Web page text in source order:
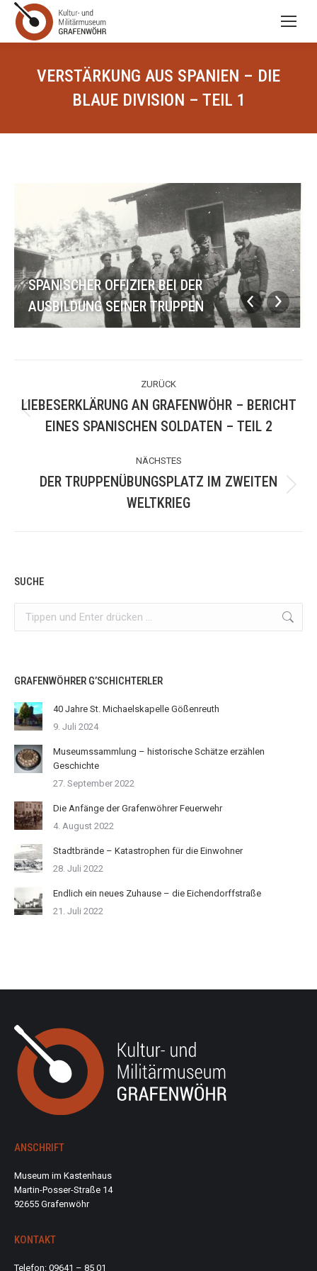
VERSTÄRKUNG AUS SPANIEN – DIE
BLAUE DIVISION – TEIL 1
SPANISCHER OFFIZIER BEI DER
AUSBILDUNG SEINER TRUPPEN
NAVIGATION
ZURÜCK
Album:
LIEBESERKLÄRUNG AN GRAFENWÖHR – BERICHT
EINES SPANISCHEN SOLDATEN – TEIL 2
NÄCHSTES
Album:
DER TRUPPENÜBUNGSPLATZ IM ZWEITEN
WELTKRIEG
SUCHE
GRAFENWÖHRER G’SCHICHTERLER
40 Jahre St. Michaelskapelle Gößenreuth
9. Juli 2024
Museumssammlung – historische Schätze erzählen
Geschichte
27. September 2022
Die Anfänge der Grafenwöhrer Feuerwehr
4. August 2022
Stadtbrände – Katastrophen für die Einwohner
28. Juli 2022
Endlich ein neues Zuhause – die Eichendorffstraße
21. Juli 2022
ANSCHRIFT
Museum im Kastenhaus
Martin-Posser-Straße 14
92655 Grafenwöhr
KONTAKT
Telefon: 09641 – 85 01